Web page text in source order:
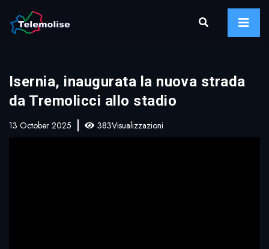
Isernia, inaugurata la nuova strada
da Tremolicci allo stadio
13 October 2025 383Visualizzazioni